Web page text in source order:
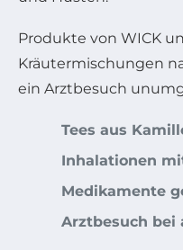
Produkte von WICK
Kräutermischungen
ein Arztbesuch
Tees aus
Inhalationen
Medikamente
Arztbesuch bei